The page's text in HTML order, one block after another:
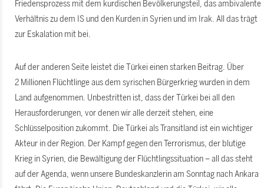
Friedensprozess mit dem kurdischen Bevölkerungsteil, das ambivalente
Verhältnis zu dem IS und den Kurden in Syrien und im Irak. All das trägt
zur Eskalation mit bei.
Auf der anderen Seite leistet die Türkei einen starken Beitrag. Über
2 Millionen Flüchtlinge aus dem syrischen Bürgerkrieg wurden in dem
Land aufgenommen. Unbestritten ist, dass der Türkei bei all den
Herausforderungen, vor denen wir alle derzeit stehen, eine
Schlüsselposition zukommt. Die Türkei als Transitland ist ein wichtiger
Akteur in der Region. Der Kampf gegen den Terrorismus, der blutige
Krieg in Syrien, die Bewältigung der Flüchtlingssituation – all das steht
auf der Agenda, wenn unsere Bundeskanzlerin am Sonntag nach Ankara